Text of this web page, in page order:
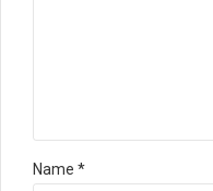
Name *